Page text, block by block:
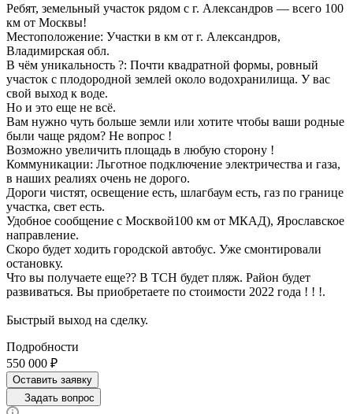
Ребят, земельный участок рядом с г. Александров — всего 100
км от Москвы!
Местоположение: Участки в км от г. Александров,
Владимирская обл.
В чём уникальность ?: Почти квадратной формы, ровный
участок с плодородной землей около водохранилища. У вас
свой выход к воде.
Но и это еще не всё.
Вам нужно чуть больше земли или хотите чтобы ваши родные
были чаще рядом? Не вопрос !
Возможно увеличить площадь в любую сторону !
Коммуникации: Льготное подключение электричества и газа,
в наших реалиях очень не дорого.
Дороги чистят, освещение есть, шлагбаум есть, газ по границе
участка, свет есть.
Удобное сообщение с Москвой100 км от МКАД), Ярославское
направление.
Скоро будет ходить городской автобус. Уже смонтировали
остановку.
Что вы получаете еще?? В ТСН будет пляж. Район будет
развиваться. Вы приобретаете по стоимости 2022 года ! ! !.
Быстрый выход на сделку.
Подробности
550 000 ₽
Оставить заявку
Задать вопрос